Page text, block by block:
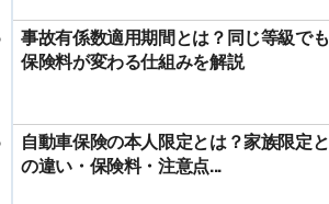
事故有係数適用期間とは？同じ等級でも
保険料が変わる仕組みを解説
自動車保険の本人限定とは？家族限定と
の違い・保険料・注意点...